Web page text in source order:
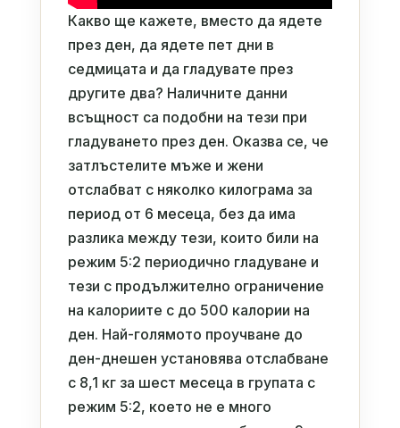
Какво ще кажете, вместо да ядете
през ден, да ядете пет дни в
седмицата и да гладувате през
другите два? Наличните данни
всъщност са подобни на тези при
гладуването през ден. Оказва се, че
затлъстелите мъже и жени
отслабват с няколко килограма за
период от 6 месеца, без да има
разлика между тези, които били на
режим 5:2 периодично гладуване и
тези с продължително ограничение
на калориите с до 500 калории на
ден. Най-голямото проучване до
ден-днешен установява отслабване
с 8,1 кг за шест месеца в групата с
режим 5:2, което не е много